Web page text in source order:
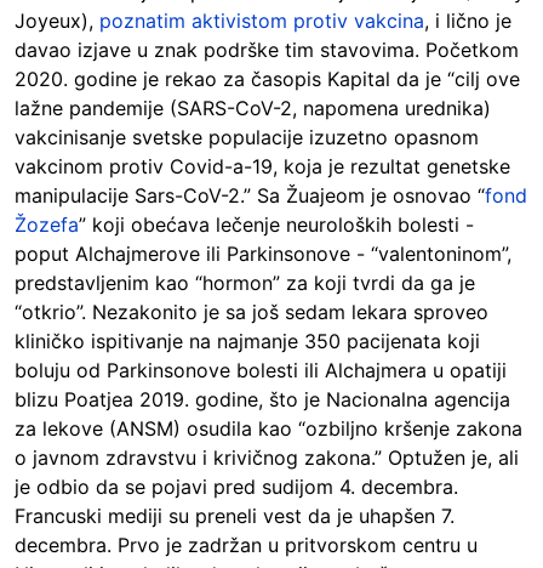
Joyeux), poznatim aktivistom protiv vakcina, i lično je
davao izjave u znak podrške tim stavovima. Početkom
2020. godine je rekao za časopis Kapital da je “cilj ove
lažne pandemije (SARS-CoV-2, napomena urednika)
vakcinisanje svetske populacije izuzetno opasnom
vakcinom protiv Covid-a-19, koja je rezultat genetske
manipulacije Sars-CoV-2.” Sa Žuajeom je osnovao “fond
Žozefa” koji obećava lečenje neuroloških bolesti -
poput Alchajmerove ili Parkinsonove - “valentoninom”,
predstavljenim kao “hormon” za koji tvrdi da ga je
“otkrio”. Nezakonito je sa još sedam lekara sproveo
kliničko ispitivanje na najmanje 350 pacijenata koji
boluju od Parkinsonove bolesti ili Alchajmera u opatiji
blizu Poatjea 2019. godine, što je Nacionalna agencija
za lekove (ANSM) osudila kao “ozbiljno kršenje zakona
o javnom zdravstvu i krivičnog zakona.” Optužen je, ali
je odbio da se pojavi pred sudijom 4. decembra.
Francuski mediji su preneli vest da je uhapšen 7.
decembra. Prvo je zadržan u pritvorskom centru u